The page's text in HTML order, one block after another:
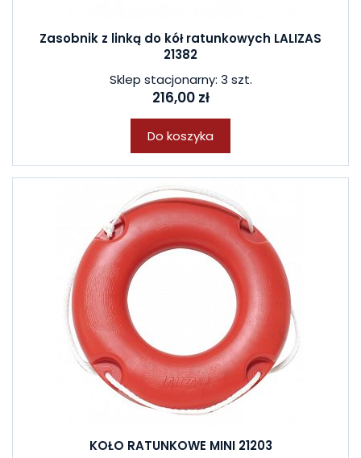
Zasobnik z linką do kół ratunkowych LALIZAS
21382
Sklep stacjonarny: 3 szt.
216,00 zł
Do koszyka
KOŁO RATUNKOWE MINI 21203